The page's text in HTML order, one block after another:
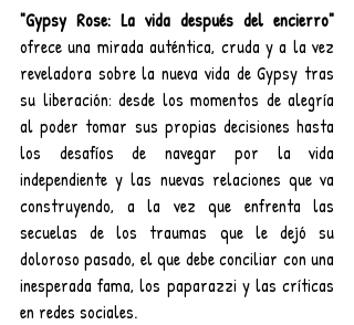
"Gypsy Rose: La vida después del encierro"
ofrece una mirada auténtica, cruda y a la vez
reveladora sobre la nueva vida de Gypsy tras
su liberación: desde los momentos de alegría
al poder tomar sus propias decisiones hasta
los desafíos de navegar por la vida
independiente y las nuevas relaciones que va
construyendo, a la vez que enfrenta las
secuelas de los traumas que le dejó su
doloroso pasado, el que debe conciliar con una
inesperada fama, los paparazzi y las críticas
en redes sociales.